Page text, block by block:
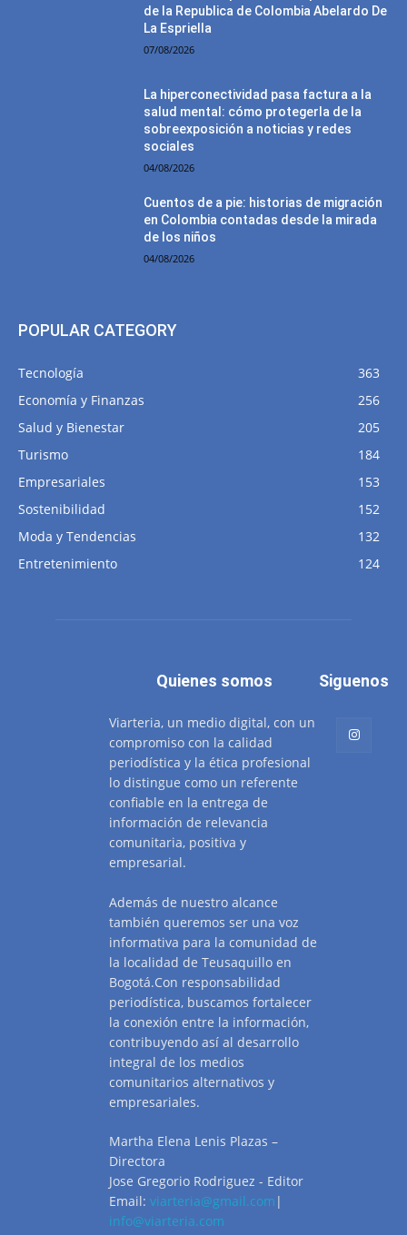
de la Republica de Colombia Abelardo De
La Espriella
07/08/2026
La hiperconectividad pasa factura a la
salud mental: cómo protegerla de la
sobreexposición a noticias y redes
sociales
04/08/2026
Cuentos de a pie: historias de migración
en Colombia contadas desde la mirada
de los niños
04/08/2026
POPULAR CATEGORY
Tecnología
363
Economía y Finanzas
256
Salud y Bienestar
205
Turismo
184
Empresariales
153
Sostenibilidad
152
Moda y Tendencias
132
Entretenimiento
124
Quienes somos
Viarteria, un medio digital, con un
compromiso con la calidad
periodística y la ética profesional
lo distingue como un referente
confiable en la entrega de
información de relevancia
comunitaria, positiva y
empresarial.
Además de nuestro alcance
también queremos ser una voz
informativa para la comunidad de
la localidad de Teusaquillo en
Bogotá.Con responsabilidad
periodística, buscamos fortalecer
la conexión entre la información,
contribuyendo así al desarrollo
integral de los medios
comunitarios alternativos y
empresariales.
Martha Elena Lenis Plazas –
Directora
Jose Gregorio Rodriguez - Editor
Email: viarteria@gmail.com |
info@viarteria.com
Siguenos